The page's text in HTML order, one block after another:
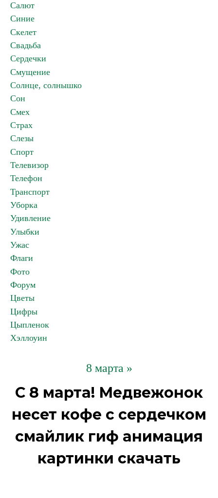
Салют
Синие
Скелет
Свадьба
Сердечки
Смущение
Солнце, солнышко
Сон
Смех
Страх
Слезы
Спорт
Телевизор
Телефон
Транспорт
Уборка
Удивление
Улыбки
Ужас
Флаги
Фото
Форум
Цветы
Цифры
Цыпленок
Хэллоуин
8 марта »
С 8 марта! Медвежонок
несет кофе с сердечком
смайлик гиф анимация
картинки скачать